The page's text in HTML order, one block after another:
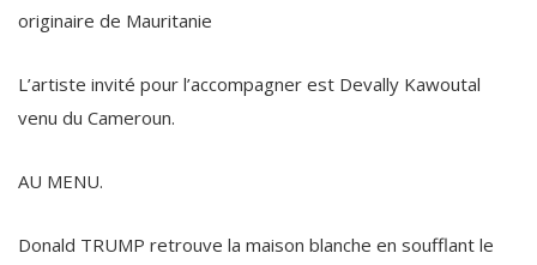
originaire de Mauritanie
L’artiste invité pour l’accompagner est Devally Kawoutal
venu du Cameroun.
AU MENU.
Donald TRUMP retrouve la maison blanche en soufflant le